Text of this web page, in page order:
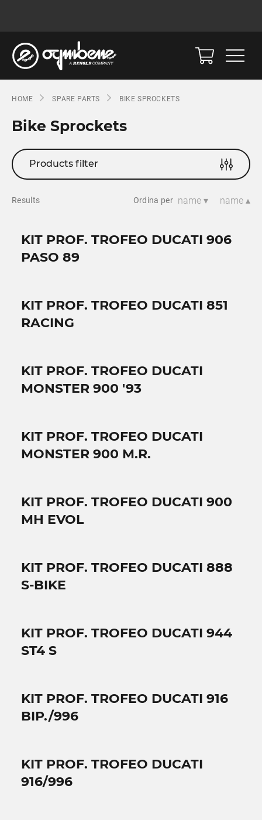
HOME SPARE PARTS BIKE SPROCKETS
Bike Sprockets
Products filter
Results Ordina per name ▾ name ▴
KIT PROF. TROFEO DUCATI 906
PASO 89
KIT PROF. TROFEO DUCATI 851
RACING
KIT PROF. TROFEO DUCATI
MONSTER 900 '93
KIT PROF. TROFEO DUCATI
MONSTER 900 M.R.
KIT PROF. TROFEO DUCATI 900
MH EVOL
KIT PROF. TROFEO DUCATI 888
S-BIKE
KIT PROF. TROFEO DUCATI 944
ST4 S
KIT PROF. TROFEO DUCATI 916
BIP./996
KIT PROF. TROFEO DUCATI
916/996